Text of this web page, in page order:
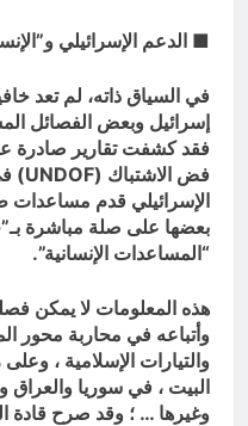
■ الدعم الإسرائيلي
في السياق ذاته، لم تعد
إسرائيل وبعض الفصائل
فقد كشفت تقارير صادرة
فض الاشتباك (UNDOF
الإسرائيلي قدم مساعدات
بعضها على صلة مباشرة
“المساعدات الإنسانية”.
هذه المعلومات لا يمكن
وأتباعه في محاربة محور
والتيارات الإسلامية ،
البيت ، في سوريا والعراق
وغيرها … ؛ وقد صرح قادة